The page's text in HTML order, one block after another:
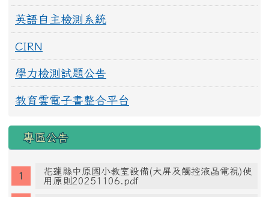
英語自主檢測系統
CIRN
學力檢測試題公告
教育雲電子書整合平台
專區公告
花蓮縣中原國小教室設備(大屏及觸控液晶電視)使
用原則20251106.pdf